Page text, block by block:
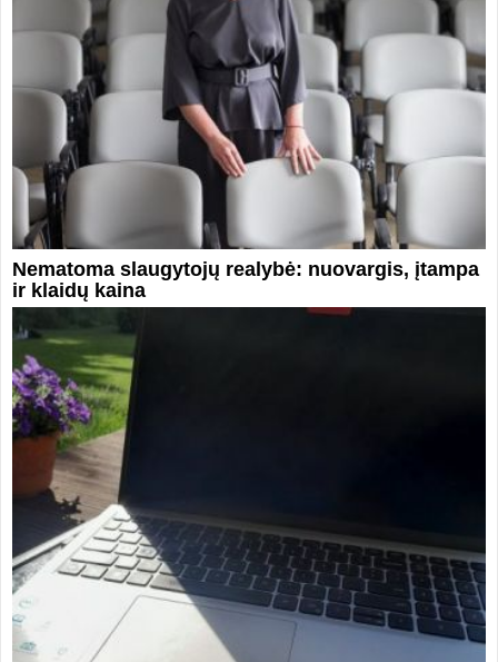
Nematoma slaugytojų realybė: nuovargis, įtampa
ir klaidų kaina